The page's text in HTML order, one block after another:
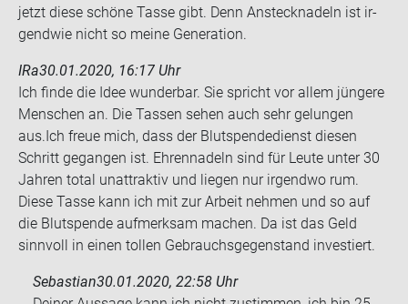
jetzt diese schö­ne Tasse gibt. Denn An­steck­na­deln ist ir­
gend­wie nicht so meine Ge­nera­ti­on.
IRa30.01.2020, 16:17 Uhr
Ich finde die Idee wun­der­bar. Sie spricht vor allem jün­ge­re
Men­schen an. Die Tas­sen sehen auch sehr ge­lun­gen
aus.Ich freue mich, dass der Blut­spen­de­dienst die­sen
Schritt ge­gan­gen ist. Eh­ren­na­deln sind für Leute unter 30
Jah­ren total un­at­trak­tiv und lie­gen nur ir­gend­wo rum.
Diese Tasse kann ich mit zur Ar­beit neh­men und so auf
die Blut­spen­de auf­merk­sam ma­chen. Da ist das Geld
sinn­voll in einen tol­len Ge­brauchs­ge­gen­stand in­ves­tiert.
Sebastian30.01.2020, 22:58 Uhr